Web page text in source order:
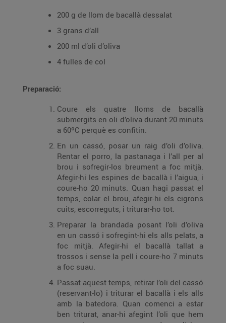
200 g de llom de bacallà dessalat
3 grans d’all
200 ml d’oli d’oliva
4 fulles de col
Preparació:
Coure els quatre lloms de bacallà
submergits en oli d’oliva durant 20 minuts
a 60ºC perquè es confitin.
En un cassó, posar un raig d’oli d’oliva.
Rentar el porro, la pastanaga i l’all per al
brou i sofregir-los breument a foc mitjà.
Afegir-hi les espines de bacallà i l’aigua, i
coure-ho 20 minuts. Quan hagi passat el
temps, colar el brou, afegir-hi els cigrons
cuits, escorreguts, i triturar-ho tot.
Preparar la brandada posant l’oli d’oliva
en un cassó i sofregint-hi els alls pelats, a
foc mitjà. Afegir-hi el bacallà tallat a
trossos i sense la pell i coure-ho 7 minuts
a foc suau.
Passat aquest temps, retirar l’oli del cassó
(reservant-lo) i triturar el bacallà i els alls
amb la batedora. Quan comenci a estar
ben triturat, anar-hi afegint l’oli que hem